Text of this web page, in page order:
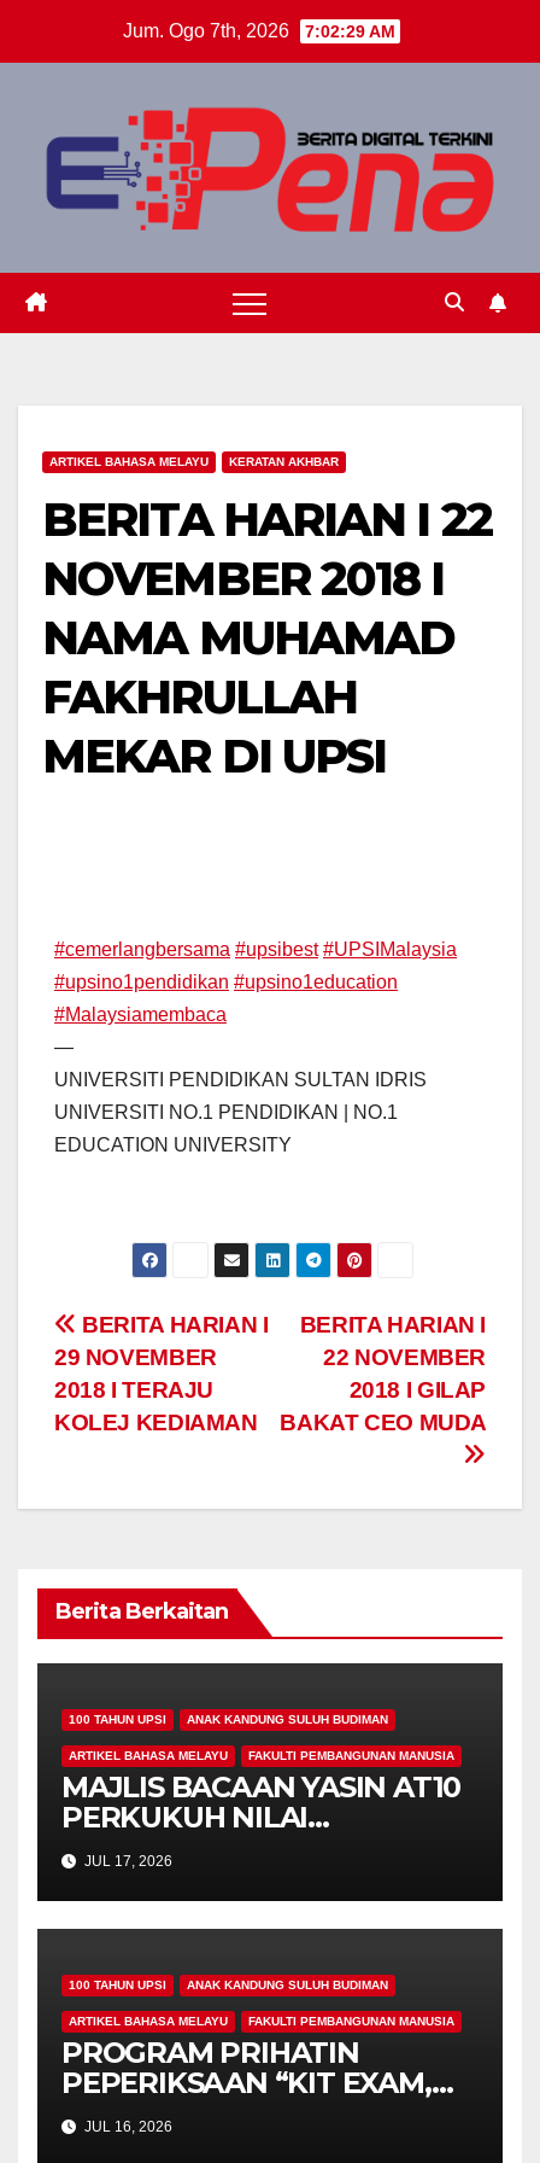
Jum. Ogo 7th, 2026 7:02:29 AM
ARTIKEL BAHASA MELAYU KERATAN AKHBAR
BERITA HARIAN I 22
NOVEMBER 2018 I
NAMA MUHAMAD
FAKHRULLAH
MEKAR DI UPSI
#cemerlangbersama #upsibest #UPSIMalaysia
#upsino1pendidikan #upsino1education
#Malaysiamembaca
—
UNIVERSITI PENDIDIKAN SULTAN IDRIS
UNIVERSITI NO.1 PENDIDIKAN | NO.1
EDUCATION UNIVERSITY
Navigasi
kiriman
BERITA HARIAN I
22 NOVEMBER
2018 I GILAP
BAKAT CEO MUDA
BERITA HARIAN I
29 NOVEMBER
2018 I TERAJU
KOLEJ KEDIAMAN
Berita Berkaitan
100 TAHUN UPSI ANAK KANDUNG SULUH BUDIMAN
ARTIKEL BAHASA MELAYU FAKULTI PEMBANGUNAN MANUSIA
MAJLIS BACAAN YASIN AT10
PERKUKUH NILAI
KEROHANIAN,
KEPRIHATINAN DAN
UKHUWAH MAHASISWA
PROGRAM PENDIDIKAN
KHAS
JUL 17, 2026
100 TAHUN UPSI ANAK KANDUNG SULUH BUDIMAN
ARTIKEL BAHASA MELAYU FAKULTI PEMBANGUNAN MANUSIA
PROGRAM PRIHATIN
PEPERIKSAAN “KIT EXAM,
MISI 4.00” SUNTIK
SEMANGAT DAN
JUL 16, 2026